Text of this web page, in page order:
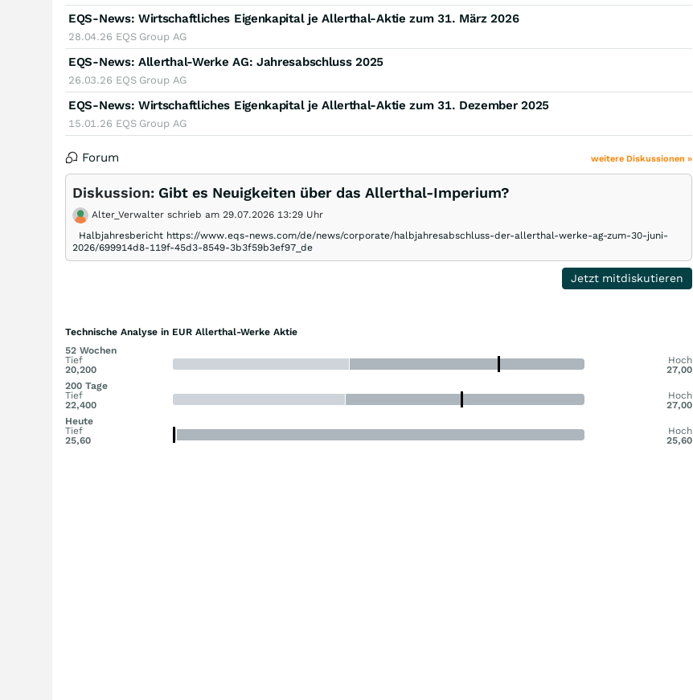
EQS-News: Wirtschaftliches Eigenkapital je Allerthal-Aktie zum 31. März 2026
28.04.26 EQS Group AG
EQS-News: Allerthal-Werke AG: Jahresabschluss 2025
26.03.26 EQS Group AG
EQS-News: Wirtschaftliches Eigenkapital je Allerthal-Aktie zum 31. Dezember 2025
15.01.26 EQS Group AG
Forum weitere Diskussionen »
Diskussion: Gibt es Neuigkeiten über das Allerthal-Imperium?
Alter_Verwalter schrieb am 29.07.2026 13:29 Uhr
Halbjahresbericht https://www.eqs-news.com/de/news/corporate/halbjahresabschluss-der-allerthal-werke-ag-zum-30-juni-
2026/699914d8-119f-45d3-8549-3b3f59b3ef97_de
Jetzt mitdiskutieren
Technische Analyse in EUR Allerthal-Werke Aktie
52 Wochen
Tief
20,200
Hoch
27,00
200 Tage
Tief
22,400
Hoch
27,00
Heute
Tief
25,60
Hoch
25,60